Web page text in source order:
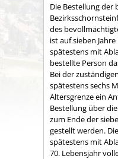
Die Bestellung der
des
ist auf sieben
spätestens mit
bestellte Person
Bei der
spätestens sechs
Altersgrenze ein
Bestellung über
zum Ende der
gestellt werden.
spätestens mit
70. Lebensjahr